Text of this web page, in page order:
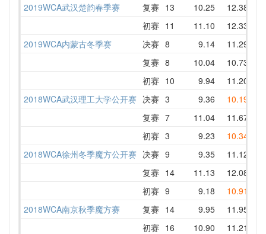
2019WCA武汉楚韵春季赛 复赛 13 10.25 12.38
初赛 11 11.10 12.33
2019WCA内蒙古冬季赛 决赛 8 9.14 11.29
复赛 8 10.04 10.73
初赛 10 9.94 11.20
2018WCA武汉理工大学公开赛 决赛 3 9.36 10.19
复赛 7 11.04 11.67
初赛 3 9.23 10.34
2018WCA徐州冬季魔方公开赛 决赛 9 9.35 11.12
复赛 14 11.13 12.08
初赛 9 9.18 10.91
2018WCA南京秋季魔方赛 复赛 14 9.95 11.95
初赛 16 10.90 11.21